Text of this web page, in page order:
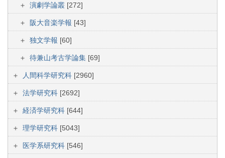
演劇学論叢 [272]
阪大音楽学報 [43]
独文学報 [60]
待兼山考古学論集 [69]
人間科学研究科 [2960]
法学研究科 [2692]
経済学研究科 [644]
理学研究科 [5043]
医学系研究科 [546]